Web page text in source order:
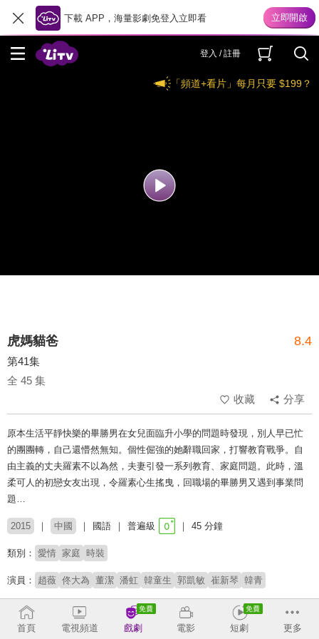
下載 APP，海量影劇免登入立即看
登入 / 註冊
「頻道+看片」每月只要 $199？
虎媽貓爸 8.4
第41集
全 45 集
收藏
分享
原本生活平靜快樂的畢勝男在女兒面臨升小學的問題時發現，別人早已忙
的團團轉，自己還懵然無知。個性倔強的她辭職回家，打響教育戰爭。自
由主義的丈夫羅素不以為然，夫妻引發一系列教育、家庭問題。此時，溫
柔可人的初戀女友出現，令羅素心生搖曳，回職場的畢勝男又遇到事業問
題…
2015 中國 國語 普遍級 45 分鐘
類別： 愛情 家庭 時裝
演員： 趙薇 佟大為 董潔 潘虹 韓童生 郭凱敏 崔新琴 韓青
# 親子關係
首頁 電視頻道 戲劇 電影 短劇 更多